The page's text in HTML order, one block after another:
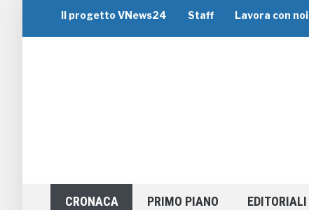
Il progetto VNews24 Staff Lavora con noi
CRONACA PRIMO PIANO EDITORIALI